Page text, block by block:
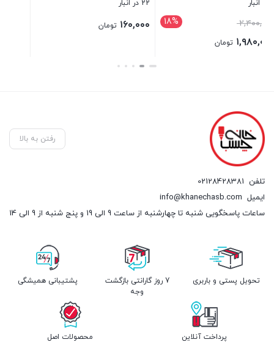
رفتن به بالا
تلفن 02128428381
ایمیل info@khanechasb.com
ساعات پاسخگویی شنبه تا چهارشنبه از ساعت 9 الی 19 و پنج شنبه از 9 الی 14
تحویل پستی و باربری
7 روز گارانتی بازگشت
وجه
پشتیبانی همیشگی
پرداخت آنلاین محصولات اصل